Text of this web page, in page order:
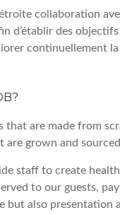
collaboration
d’établir des
continuellement
that are made from
are grown and
staff to create
to our guests,
but also presentation